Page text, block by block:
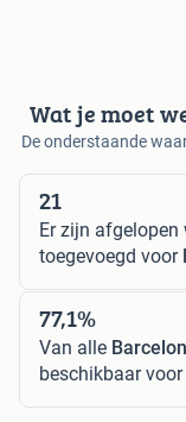
Wat je moet
De onderstaande
21
Er zijn afgelopen
toegevoegd voor
77,1%
Van alle
beschikbaar